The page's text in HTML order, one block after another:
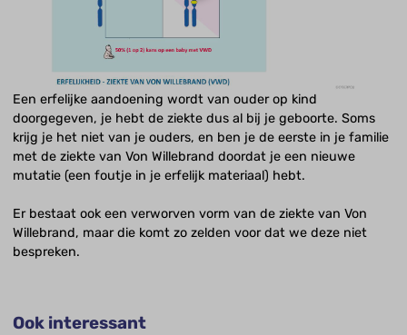
Een erfelijke aandoening wordt van ouder op kind
doorgegeven, je hebt de ziekte dus al bij je geboorte. Soms
krijg je het niet van je ouders, en ben je de eerste in je familie
met de ziekte van Von Willebrand doordat je een nieuwe
mutatie (een foutje in je erfelijk materiaal) hebt.
Er bestaat ook een verworven vorm van de ziekte van Von
Willebrand, maar die komt zo zelden voor dat we deze niet
bespreken.
Ook interessant